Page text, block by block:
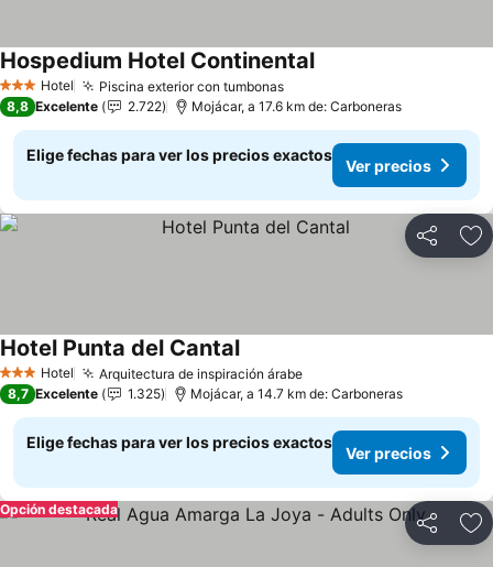
3 Estrellas
Hotel Piscina exterior con tumbonas
Hospedium Hotel Continental
8,8 Excelente 2.722 Mojácar, a 17.6 km de: Carboneras
Elige fechas para ver los precios exactos
Ver precios
Compartir
3 Estrellas
Hotel Arquitectura de inspiración árabe
Hotel Punta del Cantal
8,7 Excelente 1.325 Mojácar, a 14.7 km de: Carboneras
Elige fechas para ver los precios exactos
Ver precios
Compartir
Opción destacada